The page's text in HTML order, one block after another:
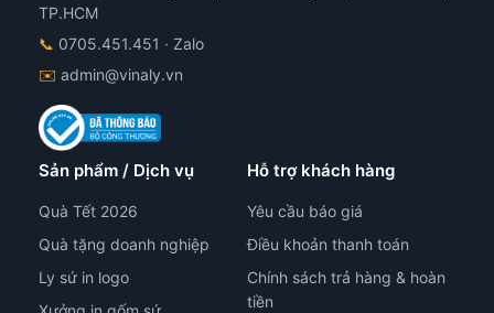
TP.HCM
📞 0705.451.451 · Zalo
✉️ admin@vinaly.vn
Sản phẩm / Dịch vụ
Quà Tết 2026
Quà tặng doanh nghiệp
Ly sứ in logo
Hỗ trợ khách hàng
Yêu cầu báo giá
Điều khoản thanh toán
Chính sách trả hàng & hoàn
tiền